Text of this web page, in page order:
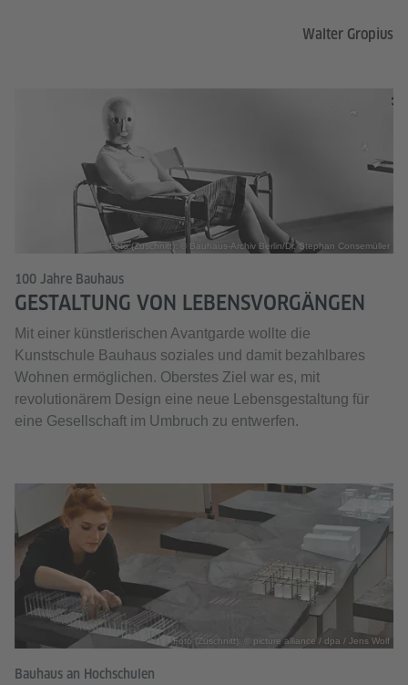
Walter Gropius
Foto (Zuschnitt): © Bauhaus-Archiv Berlin/Dr. Stephan Consemüller
100 Jahre Bauhaus
GESTALTUNG VON LEBENSVORGÄNGEN
Mit einer künstlerischen Avantgarde wollte die
Kunstschule Bauhaus soziales und damit bezahlbares
Wohnen ermöglichen. Oberstes Ziel war es, mit
revolutionärem Design eine neue Lebensgestaltung für
eine Gesellschaft im Umbruch zu entwerfen.
Foto (Zuschnitt): © picture alliance / dpa / Jens Wolf
Bauhaus an Hochschulen